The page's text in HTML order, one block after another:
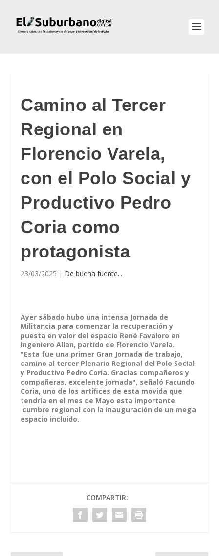
Camino al Tercer
Regional en
Florencio Varela,
con el Polo Social y
Productivo Pedro
Coria como
protagonista
23/03/2025 | De buena fuente...
Ayer sábado hubo una intensa Jornada de
Militancia para comenzar la recuperación y
puesta en valor del espacio René Favaloro en
Ingeniero Allan, partido de Florencio Varela.
"Esta fue una primer Gran Jornada de trabajo,
camino al tercer Plenario Regional del Polo Social
y Productivo Pedro Coria. Gracias compañeros y
compañeras, excelente jornada", señaló Facundo
Coria, uno de los artífices de esta movida que
tendría en el mes de Mayo esta importante
cumbre regional con la inauguración de un mega
espacio incluido.
COMPARTIR: